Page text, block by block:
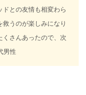
との友情も相変わら
うのが楽しみになり
くさんあったので、次
男性